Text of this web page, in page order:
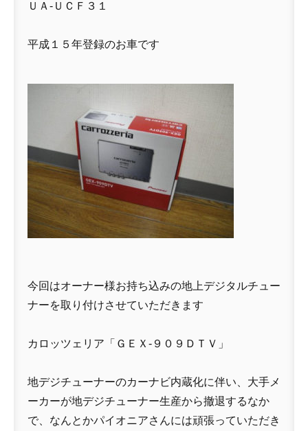
ＵＡ-ＵＣＦ３１
平成１５年登録のお車です
今回はオーナー様お持ち込みの地上デジタルチュー
ナーを取り付けさせていただきます
カロッツェリア「ＧＥＸ-９０９ＤＴＶ」
地デジチューナーのカーナビ内蔵化に伴い、大手メ
ーカーが地デジチューナー生産から撤退するなか
で、なんとかパイオニアさんには頑張っていただき